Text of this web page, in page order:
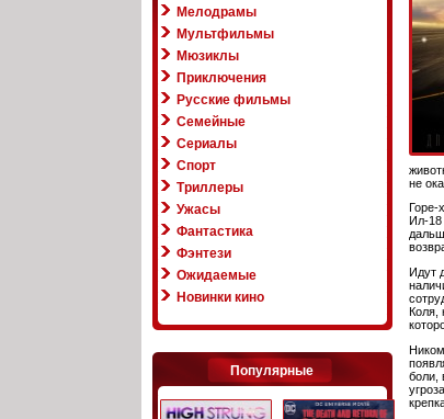
Мелодрамы
Мультфильмы
Мюзиклы
Приключения
Русские фильмы
Семейные
Сериалы
Спорт
Триллеры
Ужасы
Фантастика
Фэнтези
Ожидаемые
Новинки кино
Популярные
не
Горе-
Ил-18
Идут
Коля,
боли,